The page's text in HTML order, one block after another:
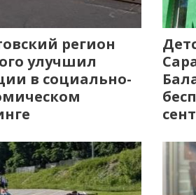
регион
улучшил
в социально-